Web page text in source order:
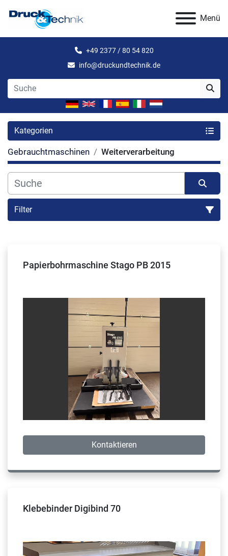
Menü
+49 2377 / 80 54 820
info@druckundtechnik.de
Kategorien
Gebrauchtmaschinen Weiterverarbeitung
Filter
Papierbohrmaschine Stago PB 2015
Kontaktieren
Klebebinder Digibind 70